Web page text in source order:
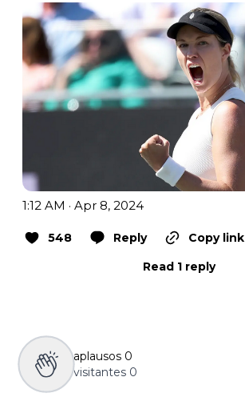
1:12 AM · Apr 8, 2024
548 Reply
Copy link
Read 1 reply
aplausos 0
visitantes 0